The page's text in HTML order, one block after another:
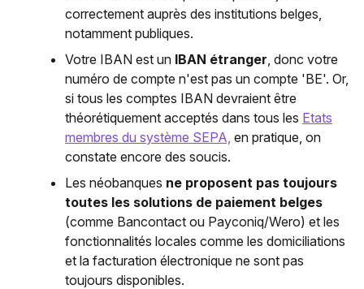
correctement auprès des institutions belges,
notamment publiques.
Votre IBAN est un IBAN étranger , donc votre
numéro de compte n'est pas un compte 'BE'. Or,
si tous les comptes IBAN devraient être
théorétiquement acceptés dans tous les Etats
membres du système SEPA, en pratique, on
constate encore des soucis.
Les néobanques ne proposent pas toujours
toutes les solutions de paiement belges
(comme Bancontact ou Payconiq/Wero) et les
fonctionnalités locales comme les domiciliations
et la facturation électronique ne sont pas
toujours disponibles.